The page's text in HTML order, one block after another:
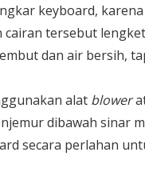
keyboard,
cairan tersebut
dan air bersih,
alat blower
dibawah sinar
secara perlahan